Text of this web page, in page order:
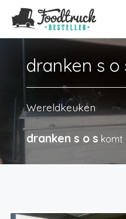
dranken s o
Wereldkeuken
dranken s o s komt